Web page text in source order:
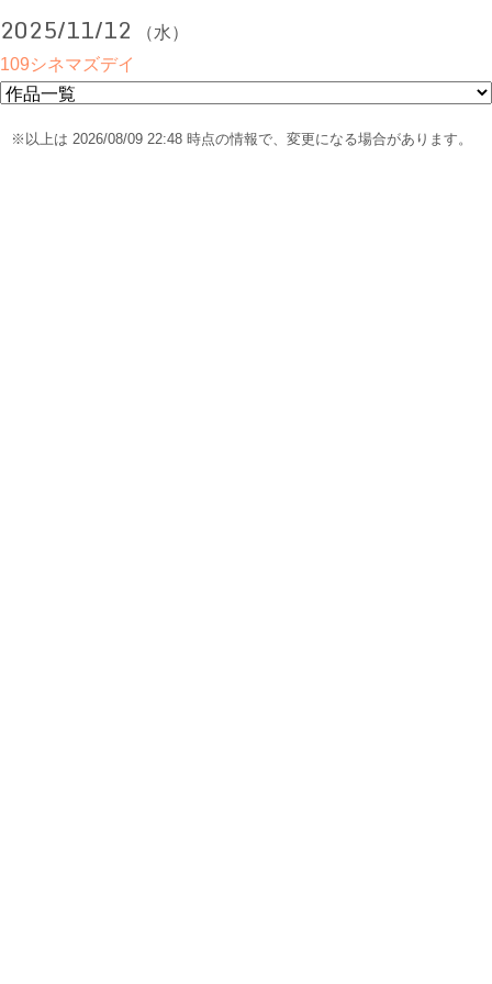
2025/11/12
（水）
109シネマズデイ
※以上は 2026/08/09 22:48 時点の情報で、変更になる場合があります。